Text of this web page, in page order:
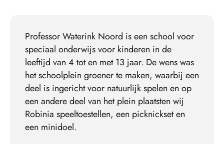
Professor Waterink Noord is een school voor
speciaal onderwijs voor kinderen in de
leeftijd van 4 tot en met 13 jaar. De wens was
het schoolplein groener te maken, waarbij een
deel is ingericht voor natuurlijk spelen en op
een andere deel van het plein plaatsten wij
Robinia speeltoestellen, een picknickset en
een minidoel.